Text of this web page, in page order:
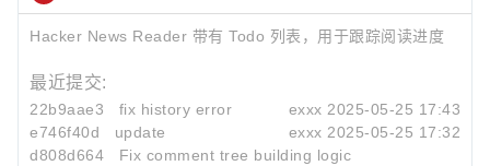
reader
Hacker News Reader 带有 Todo 列表，用于跟踪阅读进度
最近提交:
22b9aae3 fix history error exxx 2025-05-25 17:43
e746f40d
update exxx 2025-05-25 17:32
d808d664
Fix comment tree building logic